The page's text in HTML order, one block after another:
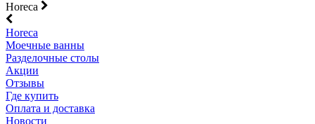
Horeca
Horeca
Моечные ванны
Разделочные столы
Акции
Отзывы
Где купить
Оплата и доставка
Новости